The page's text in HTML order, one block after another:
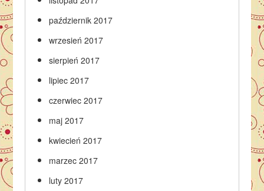
październik 2017
wrzesień 2017
sierpień 2017
lipiec 2017
czerwiec 2017
maj 2017
kwiecień 2017
marzec 2017
luty 2017